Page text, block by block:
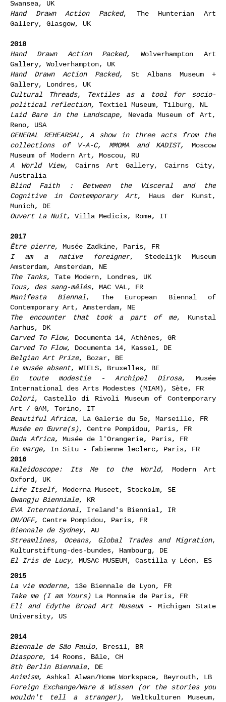
Swansea, UK
Hand Drawn Action Packed, The Hunterian Art
Gallery, Glasgow, UK
2018
Hand Drawn Action Packed,Wolverhampton Art
Gallery, Wolverhampton, UK
Hand Drawn Action Packed, St Albans Museum +
Gallery, Londres, UK
Cultural Threads, Textiles as a tool for socio-
political reflection, Textiel Museum, Tilburg, NL
Laid Bare in the Landscape, Nevada Museum of Art,
Reno, USA
GENERAL REHEARSAL, A show in three acts from the
collections of V-A-C, MMOMA and KADIST, Moscow
Museum of Modern Art, Moscou, RU
A World View,Cairns Art Gallery, Cairns City,
Australia
Blind Faith : Between the Visceral and the
Cognitive in Contemporary Art, Haus der Kunst,
Munich, DE
Ouvert La Nuit, Villa Medicis, Rome, IT
2017
Être pierre, Musée Zadkine, Paris, FR
I am a native foreigner, Stedelijk Museum
Amsterdam, Amsterdam, NE
The Tanks, Tate Modern, Londres, UK
Tous, des sang-mêlés, MAC VAL, FR
Manifesta Biennal, The European Biennal of
Contemporary Art, Amsterdam, NE
The encounter that took a part of me, Kunstal
Aarhus, DK
Carved To Flow, Documenta 14, Athènes, GR
Carved To Flow, Documenta 14, Kassel, DE
Belgian Art Prize, Bozar, BE
Le musée absent, WIELS, Bruxelles, BE
En toute modestie - Archipel Dirosa, Musée
International des Arts Modestes (MIAM), Sète, FR
Colori, Castello di Rivoli Museum of Contemporary
Art / GAM, Torino, IT
Beautiful Africa, La Galerie du 5e, Marseille, FR
Musée en Œuvre(s), Centre Pompidou, Paris, FR
Dada Africa, Musée de l'Orangerie, Paris, FR
En marge, In Situ - fabienne leclerc, Paris, FR
2016
Kaleidoscope: Its Me to the World, Modern Art
Oxford, UK
Life Itself, Moderna Museet, Stockolm, SE
Gwangju Bienniale, KR
EVA International, Ireland's Biennial, IR
ON/OFF, Centre Pompidou, Paris, FR
Biennale de Sydney, AU
Streamlines, Oceans, Global Trades and Migration,
Kulturstiftung-des-bundes, Hambourg, DE
El Iris de Lucy, MUSAC MUSEUM, Castilla y Léon, ES
2015
La vie moderne, 13e Biennale de Lyon, FR
Take me (I am Yours) La Monnaie de Paris, FR
Eli and Edythe Broad Art Museum- Michigan State
University, US
2014
Biennale de São Paulo, Bresil, BR
Diaspore, 14 Rooms, Bâle, CH
8th Berlin Biennale, DE
Animism, Ashkal Alwan/Home Workspace, Beyrouth, LB
Foreign Exchange/Ware & Wissen (or the stories you
wouldn't tell a stranger), Weltkulturen Museum,